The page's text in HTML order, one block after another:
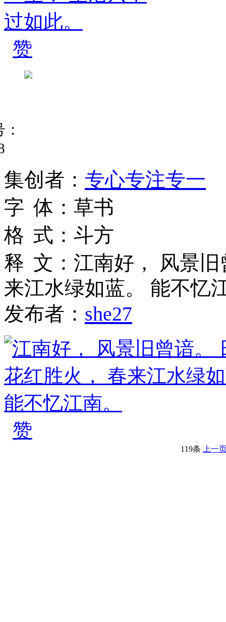
赞
集创者 ： 专心专注专一
字 体 ： 草书
格 式 ： 斗方
释 文 ： 江南好， 风景
来江水绿如蓝。 能不忆
发布者： she27
赞
119条 上一